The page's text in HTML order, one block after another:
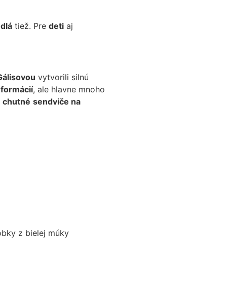
tiež. Pre deti aj
vytvorili silnú
, ale hlavne mnoho
chutné sendviče na
z bielej múky